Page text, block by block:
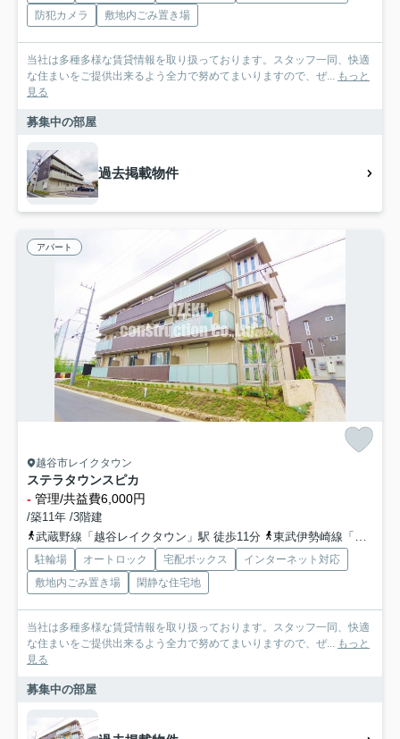
防犯カメラ
敷地内ごみ置き場
当社は多種多様な賃貸情報を取り扱っております。スタッフ一同、快適
な住まいをご提供出来るよう全力で努めてまいりますので、ぜ... もっと
見る
募集中の部屋
過去掲載物件
アパート
越谷市レイクタウン
ステラタウンスピカ
- 管理/共益費6,000円
/築11年 /3階建
武蔵野線「越谷レイクタウン」駅 徒歩11分
東武伊勢崎線「蒲生」駅 徒歩34分
駐輪場 オートロック 宅配ボックス
インターネット対応
敷地内ごみ置き場
閑静な住宅地
当社は多種多様な賃貸情報を取り扱っております。スタッフ一同、快適
な住まいをご提供出来るよう全力で努めてまいりますので、ぜ... もっと
見る
募集中の部屋